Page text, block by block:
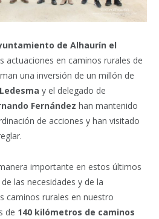
de Alhaurín el
actuaciones en caminos rurales de
una inversión de un millón de
y el delegado de
Fernández han mantenido
de acciones y han visitado
importante en estos últimos
las necesidades y de la
caminos rurales en nuestro
de 140 kilómetros de caminos